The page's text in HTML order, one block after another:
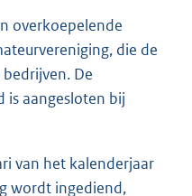
overkoepelende
die de
De
is aangesloten bij
van het kalenderjaar
wordt ingediend,